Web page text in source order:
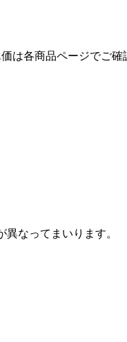
は各商品ページでご確
なってまいります。